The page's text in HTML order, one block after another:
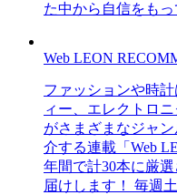
た中から自信をもっ
Web LEON
ファッションや時
ィー、エレクトロ
がさまざまなジャ
介する連載「Web
年間で計30本に厳
届けします！ 毎週